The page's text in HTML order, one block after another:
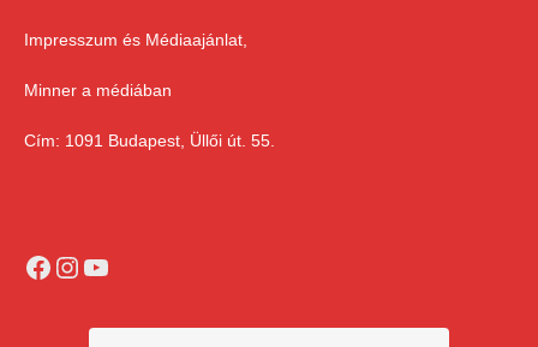
Impresszum és Médiaajánlat,
Minner a médiában
Cím: 1091 Budapest, Üllői út. 55.
Facebook
Instagram
YouTube